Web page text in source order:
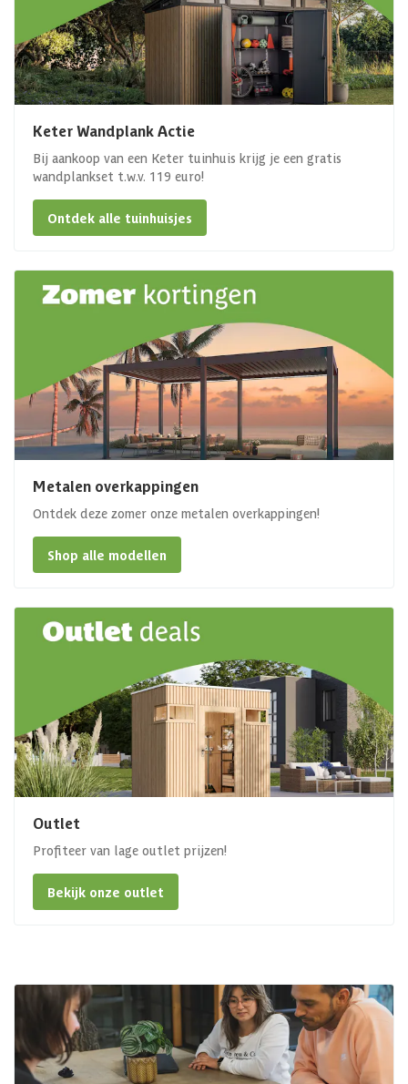
Keter Wandplank Actie
Bij aankoop van een Keter tuinhuis krijg je een gratis
wandplankset t.w.v. 119 euro!
Ontdek alle tuinhuisjes
Metalen overkappingen
Ontdek deze zomer onze metalen overkappingen!
Shop alle modellen
Outlet
Profiteer van lage outlet prijzen!
Bekijk onze outlet